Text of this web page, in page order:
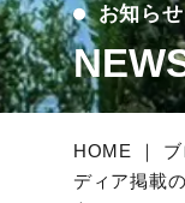
お知らせ
HOME
ディア掲載